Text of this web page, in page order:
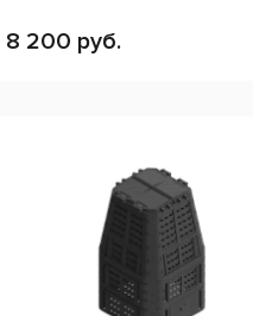
8 200 руб.